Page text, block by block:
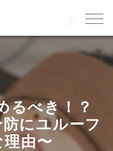
るべき！？
にユルーフ
由〜